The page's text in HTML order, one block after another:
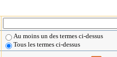
Au moins un des termes ci-dessus
Tous les termes ci-dessus